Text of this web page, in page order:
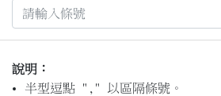
說明：
半型逗點 "," 以區隔條號。